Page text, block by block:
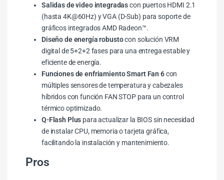
Salidas de video integradascon puertos HDMI 2.1
(hasta 4K@60Hz) y VGA (D-Sub) para soporte de
gráficos integrados AMD Radeon™.
Diseño de energía robustocon solución VRM
digital de 5+2+2 fases para una entrega estable y
eficiente de energía.
Funciones de enfriamiento Smart Fan 6con
múltiples sensores de temperatura y cabezales
híbridos con función FAN STOP para un control
térmico optimizado.
Q-Flash Plus para actualizar la BIOS sin necesidad
de instalar CPU, memoria o tarjeta gráfica,
facilitando la instalación y mantenimiento.
Pros